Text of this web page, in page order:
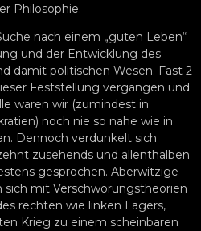
Philosophie.
nach einem „guten Leben“
und der Entwicklung des
damit politischen Wesen. Fast 2
Feststellung vergangen und
waren wir (zumindest in
noch nie so nahe wie in
Dennoch verdunkelt sich
zusehends und allenthalben
gesprochen. Aberwitzige
sich mit Verschwörungstheorien
rechten wie linken Lagers,
Krieg zu einem scheinbaren